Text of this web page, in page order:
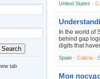
United States ·
In the world of
behind gap
digits that
Spain · Galicia ·
tab
Search